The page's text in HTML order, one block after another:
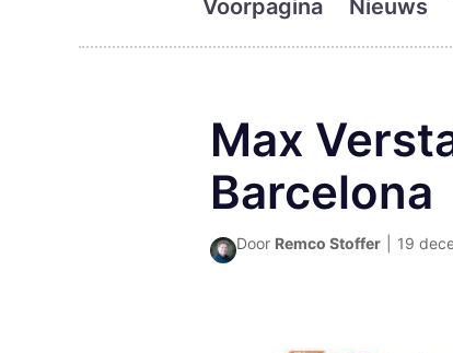
Voorpagina Nieuws
Max
Barcelona
Door Remco Stoffer 19